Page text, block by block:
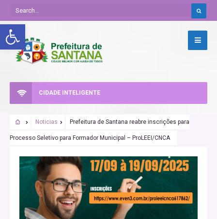
Abrir a barra de ferramentas
CIDADE INTELIGENTE
Noticias Prefeitura de Santana reabre inscrições para
Processo Seletivo para Formador Municipal – ProLEEI/CNCA